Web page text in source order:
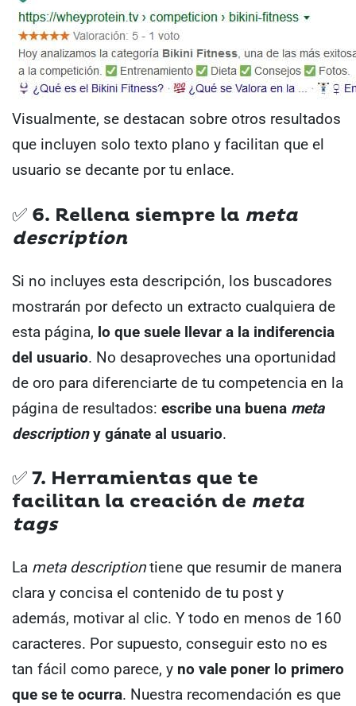
Visualmente, se destacan sobre otros resultados
que incluyen solo texto plano y facilitan que el
usuario se decante por tu enlace.
✅ 6. Rellena siempre la meta
description
Si no incluyes esta descripción, los buscadores
mostrarán por defecto un extracto cualquiera de
esta página, lo que suele llevar a la indiferencia
del usuario. No desaproveches una oportunidad
de oro para diferenciarte de tu competencia en la
página de resultados: escribe una buena meta
descriptiony gánate al usuario.
✅ 7. Herramientas que te
facilitan la creación de meta
tags
La meta descriptiontiene que resumir de manera
clara y concisa el contenido de tu post y
además, motivar al clic. Y todo en menos de 160
caracteres. Por supuesto, conseguir esto no es
tan fácil como parece, y no vale poner lo primero
que se te ocurra. Nuestra recomendación es que